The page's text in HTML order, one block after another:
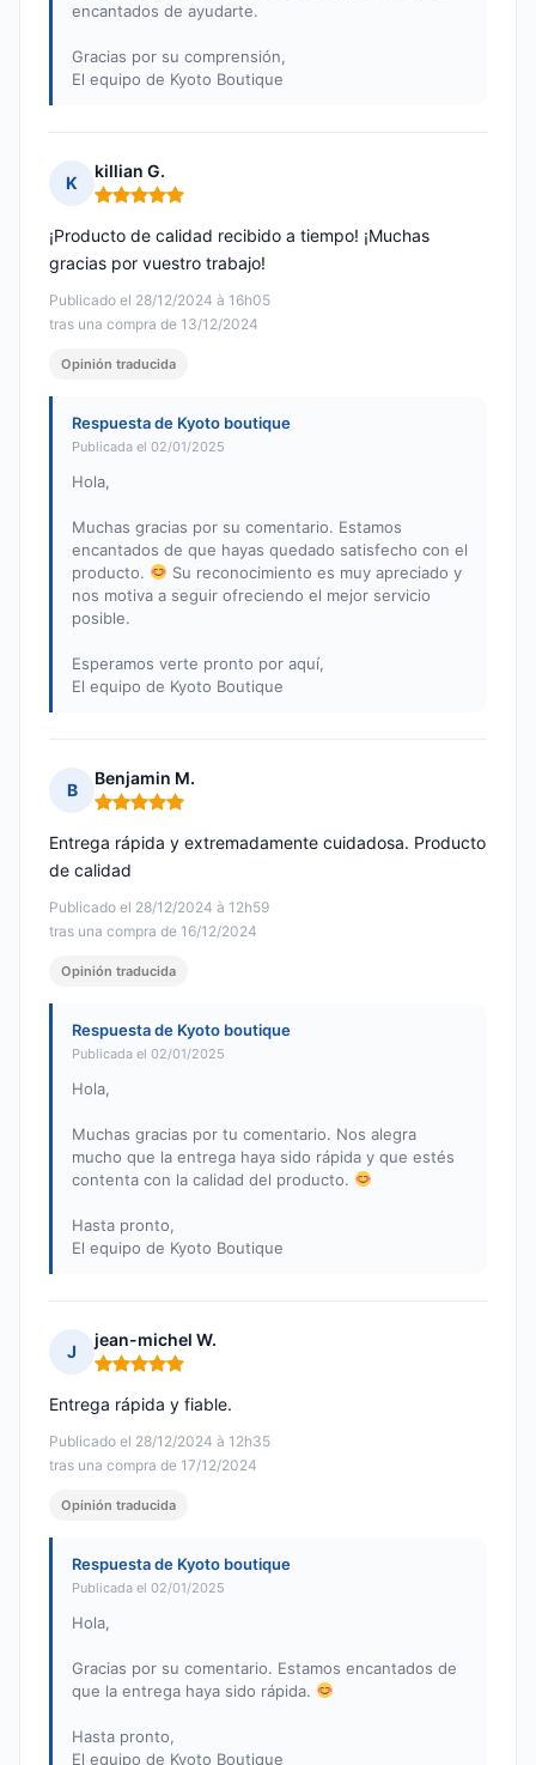
encantados de ayudarte.
Gracias por su comprensión,
El equipo de Kyoto Boutique
K
killian G.
Nota: 5 de 5
Publicado el 28/12/2024 à 16h05
tras una compra de 13/12/2024
¡Producto de calidad recibido a tiempo! ¡Muchas
gracias por vuestro trabajo!
Opinión traducida
Respuesta de Kyoto boutique
Publicada el 02/01/2025
Hola,
Muchas gracias por su comentario. Estamos
encantados de que hayas quedado satisfecho con el
producto.
Su reconocimiento es muy apreciado y
nos motiva a seguir ofreciendo el mejor servicio
posible.
Esperamos verte pronto por aquí,
El equipo de Kyoto Boutique
B
Benjamin M.
Nota: 5 de 5
Publicado el 28/12/2024 à 12h59
tras una compra de 16/12/2024
Entrega rápida y extremadamente cuidadosa. Producto
de calidad
Opinión traducida
Respuesta de Kyoto boutique
Publicada el 02/01/2025
Hola,
Muchas gracias por tu comentario. Nos alegra
mucho que la entrega haya sido rápida y que estés
contenta con la calidad del producto.
Hasta pronto,
El equipo de Kyoto Boutique
J
jean-michel W.
Nota: 5 de 5
Publicado el 28/12/2024 à 12h35
tras una compra de 17/12/2024
Entrega rápida y fiable.
Opinión traducida
Respuesta de Kyoto boutique
Publicada el 02/01/2025
Hola,
Gracias por su comentario. Estamos encantados de
que la entrega haya sido rápida.
Hasta pronto,
El equipo de Kyoto Boutique